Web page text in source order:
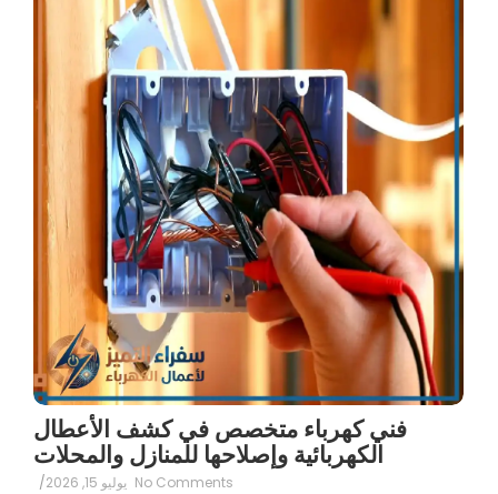
فني كهرباء متخصص في كشف الأعطال
الكهربائية وإصلاحها للمنازل والمحلات
يوليو 15, 2026 / No Comments